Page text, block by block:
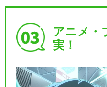
アニメ・
実！